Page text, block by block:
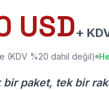
USD+
(KDV %20 dahil değil)
bir paket, tek bir